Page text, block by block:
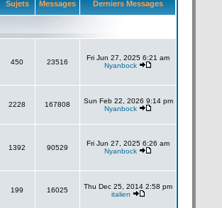
Sujets Messages Derniers Messages
450 23516
Fri Jun 27, 2025 6:21 am
Nyanbock
2228 167808
Sun Feb 22, 2026 9:14 pm
Nyanbock
1392 90529
Fri Jun 27, 2025 6:26 am
Nyanbock
199 16025
Thu Dec 25, 2014 2:58 pm
italien